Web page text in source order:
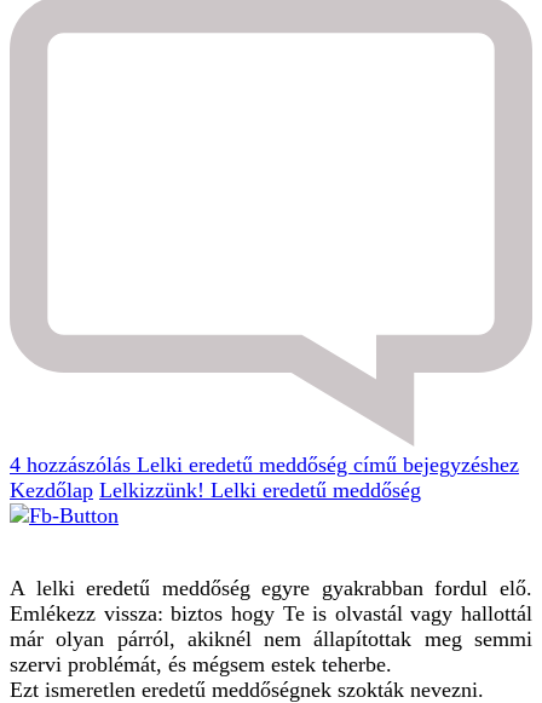
4 hozzászólás Lelki eredetű meddőség című bejegyzéshez
Kezdőlap Lelkizzünk! Lelki eredetű meddőség
A lelki eredetű meddőség egyre gyakrabban fordul elő.
Emlékezz vissza: biztos hogy Te is olvastál vagy hallottál
már olyan párról, akiknél nem állapítottak meg semmi
szervi problémát, és mégsem estek teherbe.
Ezt ismeretlen eredetű meddőségnek szokták nevezni.